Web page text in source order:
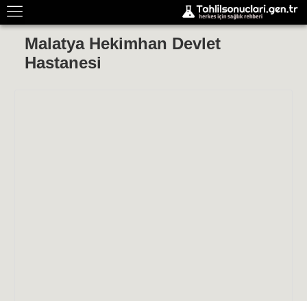
Malatya Hekimhan Devlet
Hastanesi